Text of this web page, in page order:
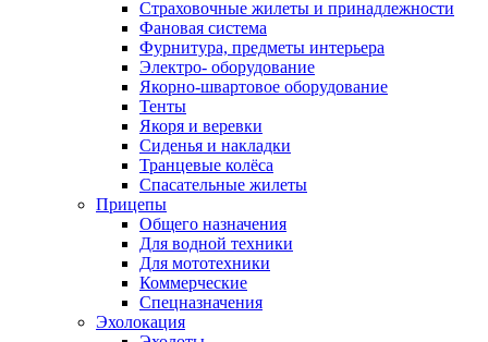
Страховочные жилеты и принадлежности
Фановая система
Фурнитура, предметы интерьера
Электро- оборудование
Якорно-швартовое оборудование
Тенты
Якоря и веревки
Сиденья и накладки
Транцевые колёса
Спасательные жилеты
Прицепы
Общего назначения
Для водной техники
Для мототехники
Коммерческие
Спецназначения
Эхолокация